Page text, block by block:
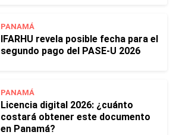
PANAMÁ
IFARHU revela posible fecha para el
segundo pago del PASE-U 2026
PANAMÁ
Licencia digital 2026: ¿cuánto
costará obtener este documento
en Panamá?